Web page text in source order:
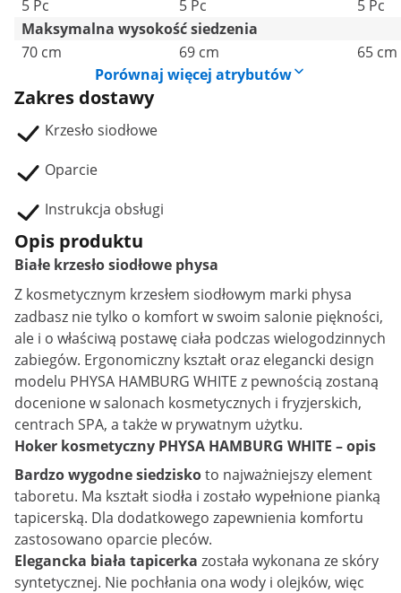
5 Pc
5 Pc
5 Pc
Maksymalna wysokość siedzenia
70 cm
69 cm
65 cm
Porównaj więcej atrybutów
Zakres dostawy
Krzesło siodłowe
Oparcie
Instrukcja obsługi
Opis produktu
Białe krzesło siodłowe physa
Z kosmetycznym krzesłem siodłowym marki physa
zadbasz nie tylko o komfort w swoim salonie piękności,
ale i o właściwą postawę ciała podczas wielogodzinnych
zabiegów. Ergonomiczny kształt oraz elegancki design
modelu PHYSA HAMBURG WHITE z pewnością zostaną
docenione w salonach kosmetycznych i fryzjerskich,
centrach SPA, a także w prywatnym użytku.
Hoker kosmetyczny PHYSA HAMBURG WHITE – opis
Bardzo wygodne siedziskoto najważniejszy element
taboretu. Ma kształt siodła i zostało wypełnione pianką
tapicerską. Dla dodatkowego zapewnienia komfortu
zastosowano oparcie pleców.
Elegancka biała tapicerka została wykonana ze skóry
syntetycznej. Nie pochłania ona wody i olejków, więc